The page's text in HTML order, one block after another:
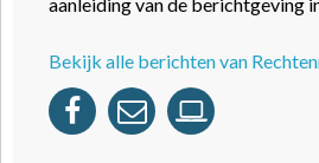
Bekijk alle berichten van